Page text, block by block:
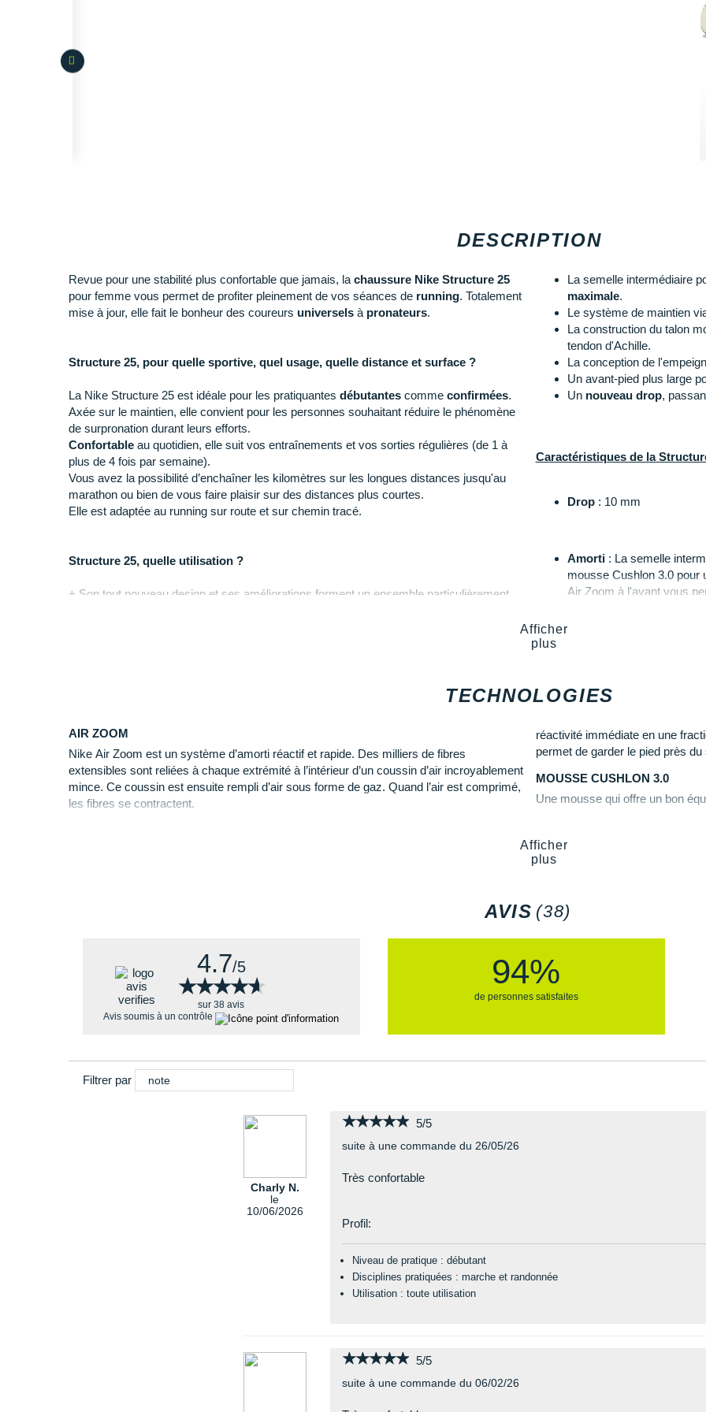
DESCRIPTION
Revue pour une stabilité plus confortable que jamais, la chaussure Nike Structure 25
pour femme vous permet de profiter pleinement de vos séances de running. Totalement
mise à jour, elle fait le bonheur des coureurs universels à pronateurs.
Structure 25, pour quelle sportive, quel usage, quelle distance et surface ?
La Nike Structure 25 est idéale pour les pratiquantes débutantes comme confirmées.
Axée sur le maintien, elle convient pour les personnes souhaitant réduire le phénomène
de surpronation durant leurs efforts.
Confortable au quotidien, elle suit vos entraînements et vos sorties régulières (de 1 à
plus de 4 fois par semaine).
Vous avez la possibilité d’enchaîner les kilomètres sur les longues distances jusqu'au
marathon ou bien de vous faire plaisir sur des distances plus courtes.
Elle est adaptée au running sur route et sur chemin tracé.
Structure 25, quelle utilisation ?
+ Son tout nouveau design et ses améliorations forment un ensemble particulièrement
souhaitez un modèle plus dynamique pour les compétitions nous vous conseillons la
Pourquoi choisir la Structure 25 ?
Parmi ses différents atouts nous retrouvons :
Comparée au modèle précédent, laStructure 24 , la marque Nike a revu ces éléments :
La semelle intermédiaire
maximale.
Le système de maintien
La construction du talon
tendon d'Achille.
La conception de
Un avant-pied plus large
Un nouveau drop,
Caractéristiques de la
Drop: 10 mm
Amorti: La semelle
mousse Cushlon 3.0 pour
Air Zoom à l'avant vous
empêche votre pied de
Empeigne
durée et une durabilité
axée sur un maintien
fait gagner en aisance.
Semelle intérieure amovible
Les autres produits
Afficher
plus
TECHNOLOGIES
AIR ZOOM
Nike Air Zoom est un système d’amorti réactif et rapide. Des milliers de fibres
extensibles sont reliées à chaque extrémité à l’intérieur d’un coussin d’air incroyablement
mince. Ce coussin est ensuite rempli d’air sous forme de gaz. Quand l’air est comprimé,
les fibres se contractent.
réactivité immédiate en une
permet de garder le pied près
MOUSSE CUSHLON 3.0
Une mousse qui offre un bon
Afficher
plus
AVIS (38)
4.7/5
★★★★★
★★★★★
sur 38 avis
Avis soumis à un contrôle
94%
de personnes satisfaites
Filtrer par note
Charly N.
le
10/06/2026
★★★★★
★★★★★ 5/5
suite à une commande du 26/05/26
Très confortable
Profil:
Niveau de pratique : débutant
Disciplines pratiquées : marche et randonnée
Utilisation : toute utilisation
★★★★★
★★★★★ 5/5
suite à une commande du 06/02/26